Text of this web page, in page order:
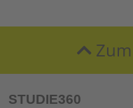
STUDIE360